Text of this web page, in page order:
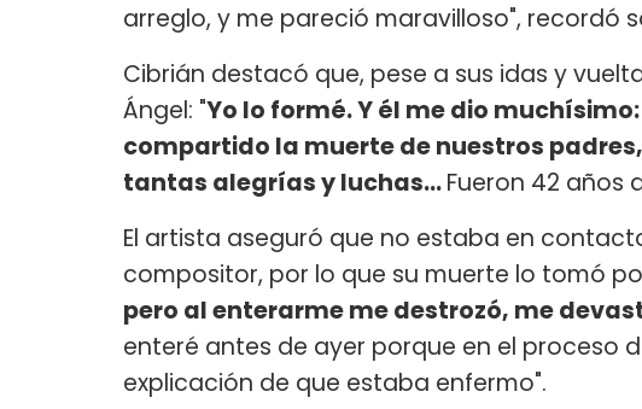
arreglo, y me pareció maravilloso", recordó
Cibrián destacó que, pese a sus idas y
Ángel: "Yo lo formé. Y él me dio
compartido la muerte de nuestros
tantas alegrías y luchas...Fueron 42 años
El artista aseguró que no estaba en
compositor, por lo que su muerte lo tomó
pero al enterarme me destrozó, me
enteré antes de ayer porque en el proceso
explicación de que estaba enfermo".